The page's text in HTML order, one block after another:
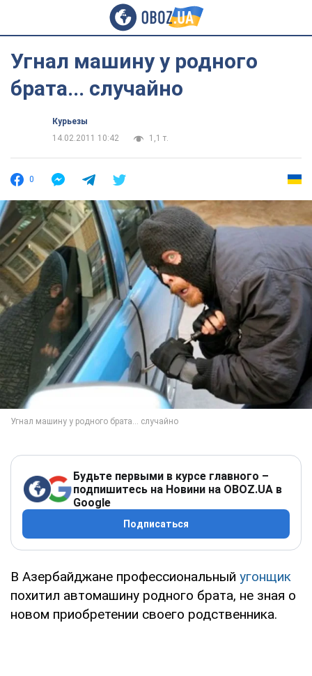
Угнал машину у родного
брата... случайно
Курьезы
14.02.2011 10:42
1,1 т.
0
Будьте первыми в курсе главного –
подпишитесь на Новини на OBOZ.UA в
Google
Подписаться
В Азербайджане профессиональный угонщик
похитил автомашину родного брата, не зная о
новом приобретении своего родственника.